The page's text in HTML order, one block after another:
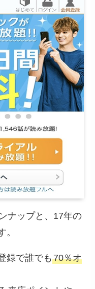
ナップと、17年の
。
録で誰でも70％オ